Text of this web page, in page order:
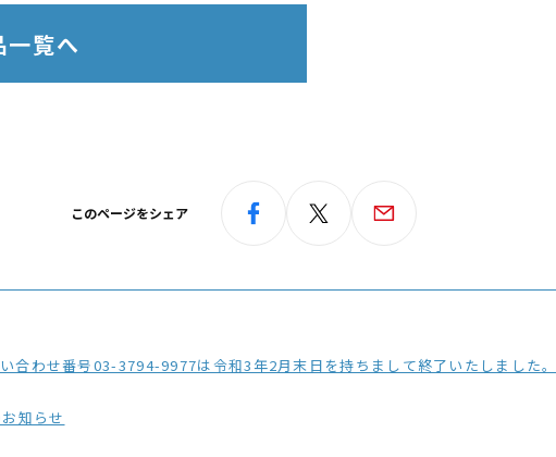
一覧へ
このページをシェア
3794-9977は令和3年2月末日を持ちまして終了いたしました。今後は弊社ホームページに記載の045-
知らせ